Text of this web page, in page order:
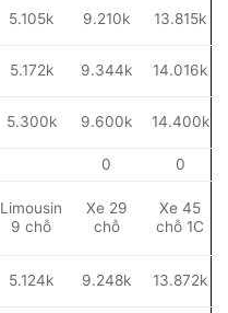
5.105k 9.210k 13.815k
5.172k 9.344k 14.016k
5.300k 9.600k 14.400k
0
0
Limousin
9 chỗ
Xe 29
chỗ
Xe 45
chỗ 1C
5.124k 9.248k 13.872k